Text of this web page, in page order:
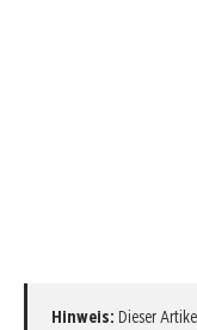
Hinweis: Dieser